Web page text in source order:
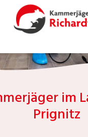
im
Prignitz